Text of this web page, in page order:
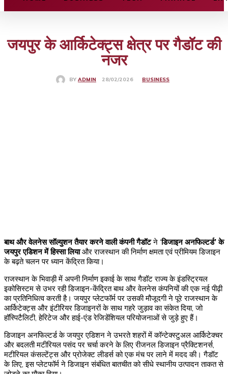
जयपुर के आर्किटेक्ट्स क्षेत्र पर गैडॉट की
नजर
BY ADMIN 28/02/2026 BUSINESS
बाथ और वेलनेस सॉल्युशन तैयार करने वाली कंपनी गैडॉटने ‘डिजाइन अनफिल्टर्ड’ के
जयपुर एडिशन में हिस्सा लियाऔर राजस्थान की निर्माण क्षमता एवं प्रीमियम डिजाइन
के बढ़ते चलन पर ध्यान केंद्रित किया।
राजस्थान के भिवाड़ी में अपनी निर्माण इकाई के साथ गैडॉट राज्य के इंडस्ट्रियल
इकोसिस्टम से उभर रही डिजाइन-केंद्रित बाथ और वेलनेस कंपनियों की एक नई पीढ़ी
का प्रतिनिधित्व करती है। जयपुर प्लेटफॉर्म पर उसकी मौजूदगी ने पूरे राजस्थान के
आर्किटेक्ट्स और इंटीरियर डिजाइनरों के साथ गहरे जुड़ाव का संकेत दिया, जो
हॉस्पिटैलिटी, हेरिटेज और हाई-एंड रेजिडेंशियल परियोजनाओं से जुड़े हुए हैं।
डिजाइन अनफिल्टर्ड के जयपुर एडिशन ने उभरते शहरों में कॉन्टेक्स्टुअल आर्किटेक्चर
और बदलती मटीरियल पसंद पर चर्चा करने के लिए रीजनल डिजाइन प्रैक्टिशनर्स,
मटीरियल कंसल्टेंट्स और प्रोजेक्ट लीडर्स को एक मंच पर लाने में मदद की। गैडॉट
के लिए, इस प्लेटफॉर्म ने डिजाइन संबंधित बातचीत को सीधे स्थानीय उत्पादन ताकत से